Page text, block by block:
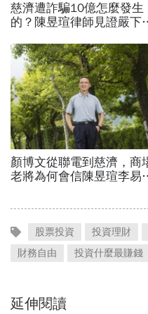
股票投資 投資理財
財務自由
投資什麼最賺錢
延伸閱讀